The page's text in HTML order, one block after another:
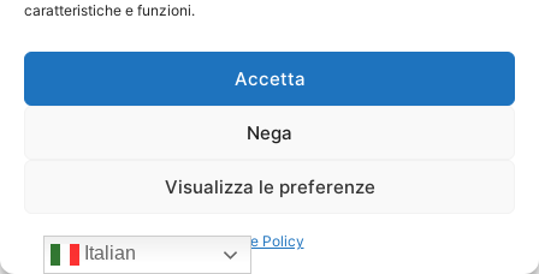
caratteristiche e funzioni.
Accetta
Nega
Visualizza le preferenze
Cookie Policy
Italian